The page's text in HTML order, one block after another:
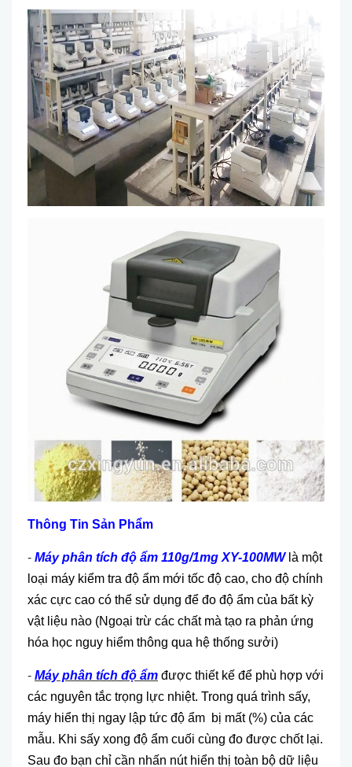
Thông Tin Sản Phẩm
- Máy phân tích độ ẩm 110g/1mg XY-100MW là một
loại máy kiểm tra độ ẩm mới tốc độ cao, cho độ chính
xác cực cao có thể sử dụng để đo độ ẩm của bất kỳ
vật liệu nào (Ngoại trừ các chất mà tạo ra phản ứng
hóa học nguy hiểm thông qua hệ thống sưởi)
- Máy phân tích độ ẩm được thiết kế để phù hợp với
các nguyên tắc trọng lực nhiệt. Trong quá trình sấy,
máy hiển thị ngay lập tức độ ẩm bị mất (%) của các
mẫu. Khi sấy xong độ ẩm cuối cùng đo được chốt lại.
Sau đo bạn chỉ cần nhấn nút hiển thị toàn bộ dữ liệu